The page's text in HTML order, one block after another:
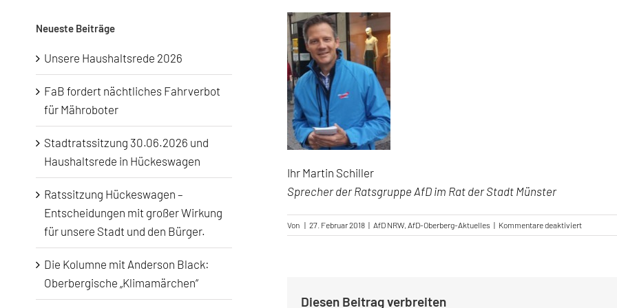
Ihr Martin Schiller
Sprecher der Ratsgruppe AfD im Rat der Stadt Münster
Von | 27. Februar 2018 | AfD NRW AfD-Oberberg-Aktuelles | Kommentare deaktiviertfür
So
Diesen Beitrag verbreiten
Neueste Beiträge
Unsere Haushaltsrede 2026
FaB fordert nächtliches Fahrverbot
für Mähroboter
Stadtratssitzung 30.06.2026 und
Haushaltsrede in Hückeswagen
Ratssitzung Hückeswagen –
Entscheidungen mit großer Wirkung
für unsere Stadt und den Bürger.
Die Kolumne mit Anderson Black:
Oberbergische „Klimamärchen“